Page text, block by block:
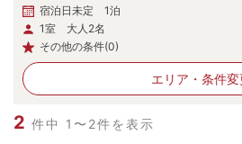
宿泊日未定 1泊
1室 大人2名
その他の条件(0)
エリア・ 条件変
2 件中 1〜2件を表示